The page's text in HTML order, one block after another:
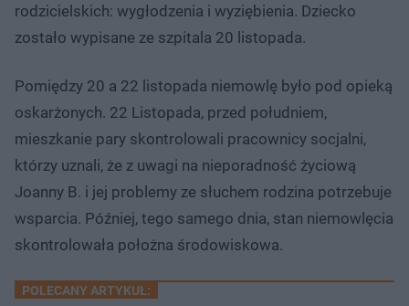
rodzicielskich: wygłodzenia i wyziębienia. Dziecko
zostało wypisane ze szpitala 20 listopada.
Pomiędzy 20 a 22 listopada niemowlę było pod opieką
oskarżonych. 22 Listopada, przed południem,
mieszkanie pary skontrolowali pracownicy socjalni,
którzy uznali, że z uwagi na nieporadność życiową
Joanny B. i jej problemy ze słuchem rodzina potrzebuje
wsparcia. Później, tego samego dnia, stan niemowlęcia
skontrolowała położna środowiskowa.
POLECANY ARTYKUŁ: